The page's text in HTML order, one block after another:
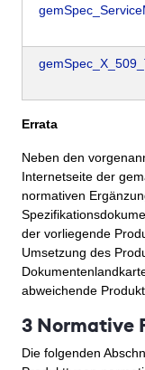
Errata
Neben den
Internetseite der
normativen
der vorliegende
Umsetzung des
abweichende
3 Normative
Die folgenden